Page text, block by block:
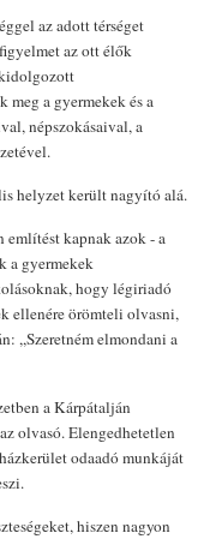
az adott térséget
az ott élők
meg a gyermekek és a
népszokásaival, a
helyzet került nagyító alá.
említést kapnak azok - a
a gyermekek
hogy légiriadó
ellenére örömteli olvasni,
,,Szeretném elmondani a
a Kárpátalján
olvasó. Elengedhetetlen
odaadó munkáját
hiszen nagyon